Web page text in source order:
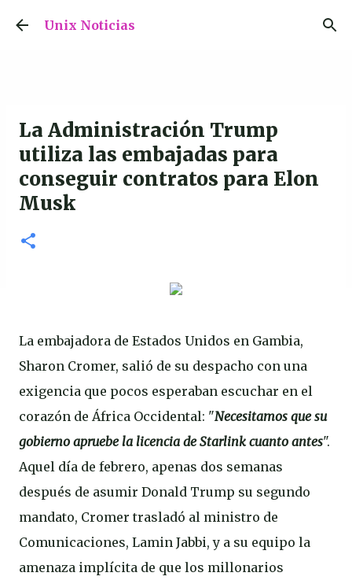
Ir al contenido principal
Unix Noticias
La Administración Trump
utiliza las embajadas para
conseguir contratos para Elon
Musk
La embajadora de Estados Unidos en Gambia,
Sharon Cromer, salió de su despacho con una
exigencia que pocos esperaban escuchar en el
corazón de África Occidental: "Necesitamos que su
gobierno apruebe la licencia de Starlink cuanto antes".
Aquel día de febrero, apenas dos semanas
después de asumir Donald Trump su segundo
mandato, Cromer trasladó al ministro de
Comunicaciones, Lamin Jabbi, y a su equipo la
amenaza implícita de que los millonarios